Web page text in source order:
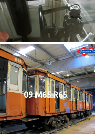
09 M65 R65